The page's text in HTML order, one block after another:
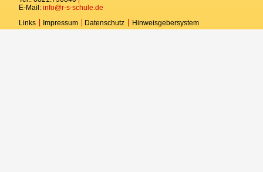
E-Mail: info@r-s-schule.de
Links
Impressum Datenschutz Hinweisgebersystem